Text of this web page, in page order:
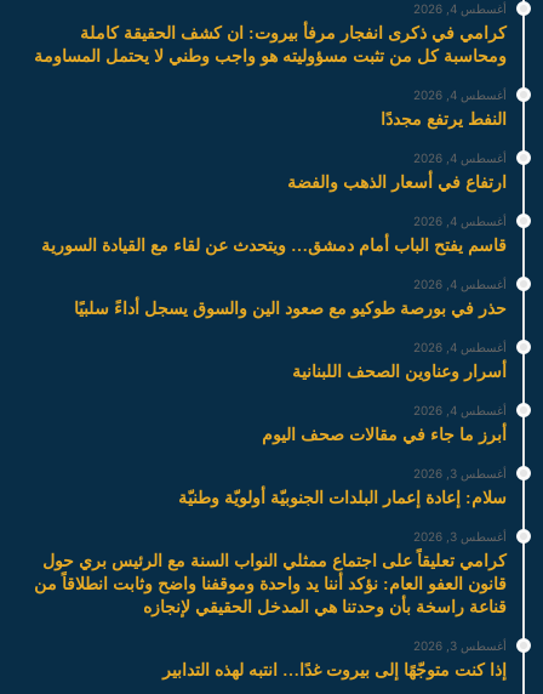
أغسطس 4, 2026
كرامي في ذكرى انفجار مرفأ بيروت: ان كشف الحقيقة كاملة
ومحاسبة كل من تثبت مسؤوليته هو واجب وطني لا يحتمل المساومة
أغسطس 4, 2026
النفط يرتفع مجددًا
أغسطس 4, 2026
ارتفاع في أسعار الذهب والفضة
أغسطس 4, 2026
قاسم يفتح الباب أمام دمشق… ويتحدث عن لقاء مع القيادة السورية
أغسطس 4, 2026
حذر في بورصة طوكيو مع صعود الين والسوق يسجل أداءً سلبيًا
أغسطس 4, 2026
أسرار وعناوين الصحف اللبنانية
أغسطس 4, 2026
أبرز ما جاء في مقالات صحف اليوم
أغسطس 3, 2026
سلام: إعادة إعمار البلدات الجنوبيّة أولويّة وطنيّة
أغسطس 3, 2026
كرامي تعليقاً على اجتماع ممثلي النواب السنة مع الرئيس بري حول
قانون العفو العام: نؤكد أننا يد واحدة وموقفنا واضح وثابت انطلاقاً من
قناعة راسخة بأن وحدتنا هي المدخل الحقيقي لإنجازه
أغسطس 3, 2026
إذا كنت متوجّهًا إلى بيروت غدًا… انتبه لهذه التدابير